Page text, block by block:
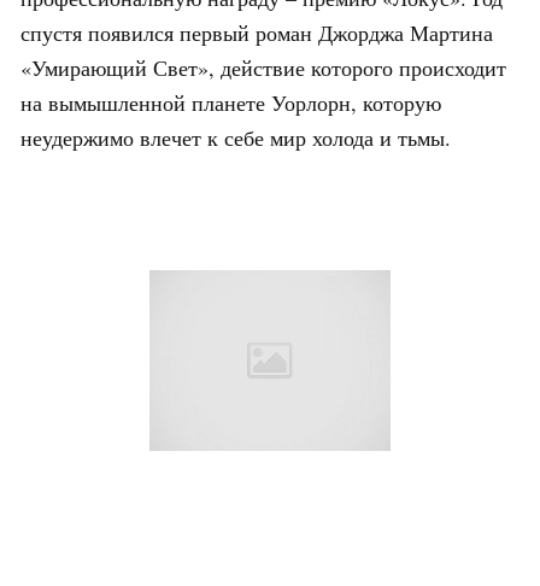
спустя появился первый роман Джорджа Мартина
«Умирающий Свет», действие которого происходит
на вымышленной планете Уорлорн, которую
неудержимо влечет к себе мир холода и тьмы.